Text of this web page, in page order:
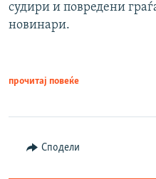
судири и повредени
новинари.
прочитај повеќе
Сподели